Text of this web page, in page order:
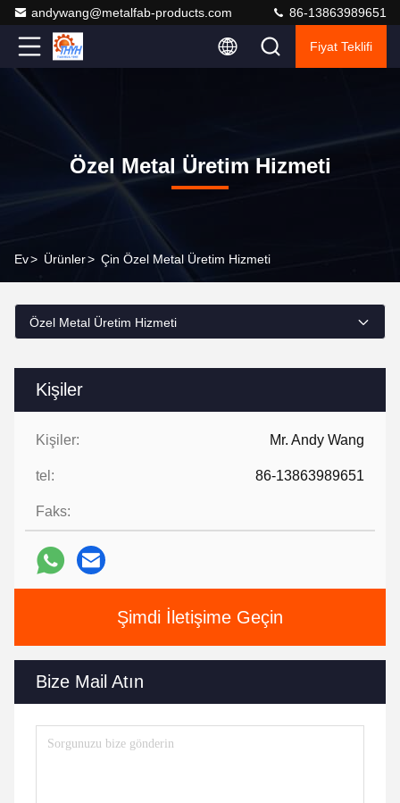
andywang@metalfab-products.com 86-13863989651
Fiyat Teklifi
Özel Metal Üretim Hizmeti
Ev> Ürünler> Çin Özel Metal Üretim Hizmeti
Kişiler
Kişiler: Mr. Andy Wang
tel: 86-13863989651
Faks:
Şimdi İletişime Geçin
Bize Mail Atın
Özel Metal Üretim Hizmeti